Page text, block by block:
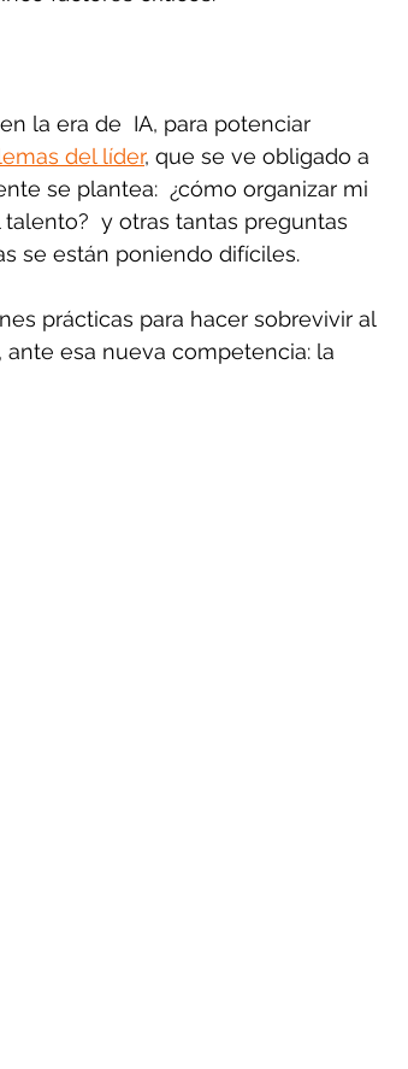
la era de  IA, para potenciar
del líder, que se ve obligado a
se plantea:  ¿cómo organizar mi
y otras tantas preguntas
se están poniendo difíciles.
prácticas para hacer sobrevivir al
esa nueva competencia: la